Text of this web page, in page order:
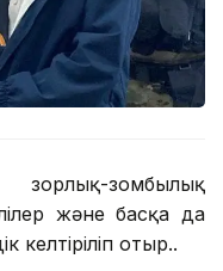
зомбылық
және басқа да
келтіріліп отыр..